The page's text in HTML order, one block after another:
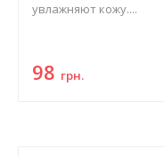
увлажняют кожу....
98 грн.